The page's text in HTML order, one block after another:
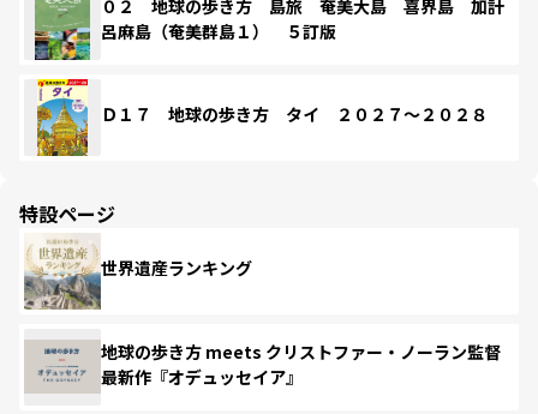
０２ 地球の歩き方 島旅 奄美大島 喜界島 加計
呂麻島（奄美群島１） ５訂版
Ｄ１７ 地球の歩き方 タイ ２０２７～２０２８
特設ページ
世界遺産ランキング
地球の歩き方 meets クリストファー・ノーラン監督
最新作『オデュッセイア』